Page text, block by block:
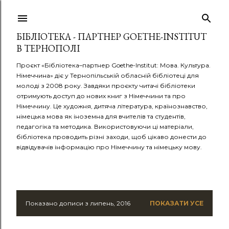
БІБЛІОТЕКА - ПАРТНЕР GOETHE-INSTITUT
В ТЕРНОПОЛІ
Проєкт «Бібліотека–партнер Goethe-Institut: Мова. Культура.
Німеччина» діє у Тернопільській обласній бібліотеці для
молоді з 2008 року. Завдяки проєкту читачі бібліотеки
отримують доступ до нових книг з Німеччини та про
Німеччину. Це художня, дитяча література, країнознавство,
німецька мова як іноземна для вчителів та студентів,
педагогіка та методика. Використовуючи ці матеріали,
бібліотека проводить різні заходи, щоб цікаво донести до
відвідувачів інформацію про Німеччину та німецьку мову.
ППоказано дописи з липень, 2016 ПОКАЗАТИ УСЕ